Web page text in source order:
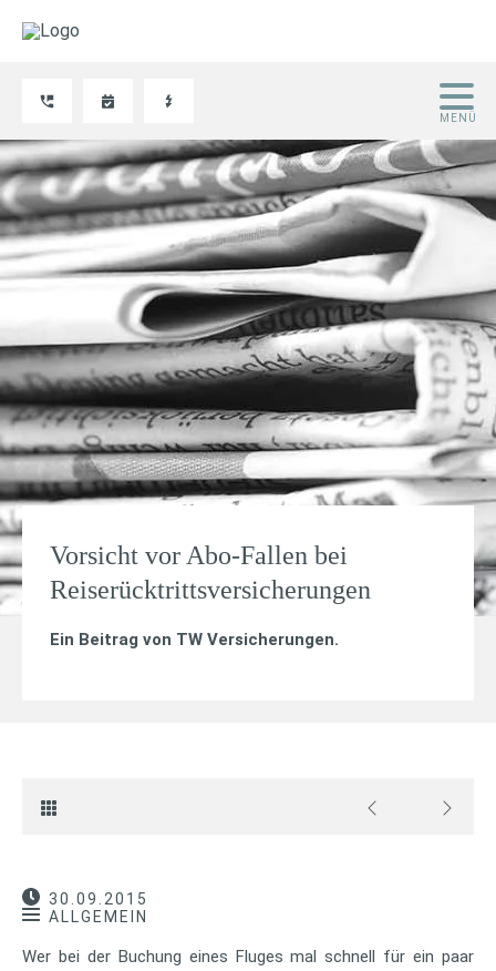
Vorsicht vor Abo-Fallen bei
Reiserücktrittsversicherungen
Ein Beitrag von TW Versicherungen.
30.09.2015
ALLGEMEIN
Wer bei der Buchung eines Fluges mal schnell für ein paar